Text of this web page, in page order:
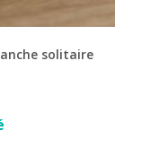
solitaire